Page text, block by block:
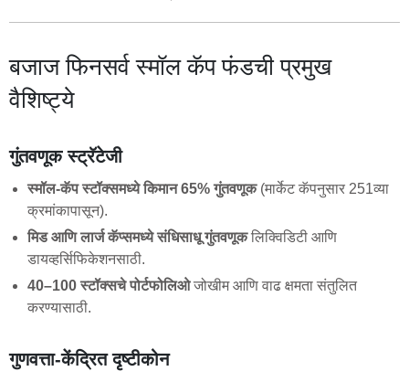
बजाज फिनसर्व स्मॉल कॅप फंडची प्रमुख
वैशिष्ट्ये
गुंतवणूक स्ट्रॅटेजी
स्मॉल-कॅप स्टॉक्समध्ये किमान 65% गुंतवणूक(मार्केट कॅपनुसार 251व्या
क्रमांकापासून).
मिड आणि लार्ज कॅप्समध्ये संधिसाधू गुंतवणूकलिक्विडिटी आणि
डायव्हर्सिफिकेशनसाठी.
40–100 स्टॉक्सचे पोर्टफोलिओजोखीम आणि वाढ क्षमता संतुलित
करण्यासाठी.
गुणवत्ता-केंद्रित दृष्टीकोन